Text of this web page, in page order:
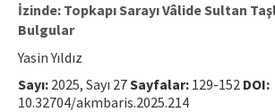
İletişim
İzinde: Topkapı Sarayı Vâlide Sultan
Bulgular
Yasin Yıldız
Sayı: 2025, Sayı 27Sayfalar: 129-152 DOI:
10.32704/akmbaris.2025.214